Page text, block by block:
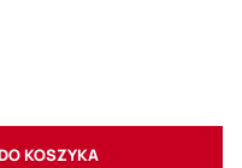
KOSZYKA